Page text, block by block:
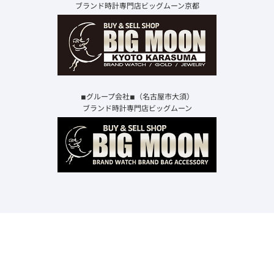
ブランド時計専門店ビッグムーン京都
◾︎グループ会社◾︎（名古屋市大須）
ブランド時計専門店ビッグムーン